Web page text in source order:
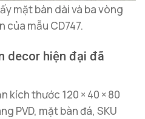
mặt bàn dài và ba vòng
của mẫu CD747.
decor hiện đại đã
kích thước 120 × 40 × 80
PVD, mặt bàn đá, SKU